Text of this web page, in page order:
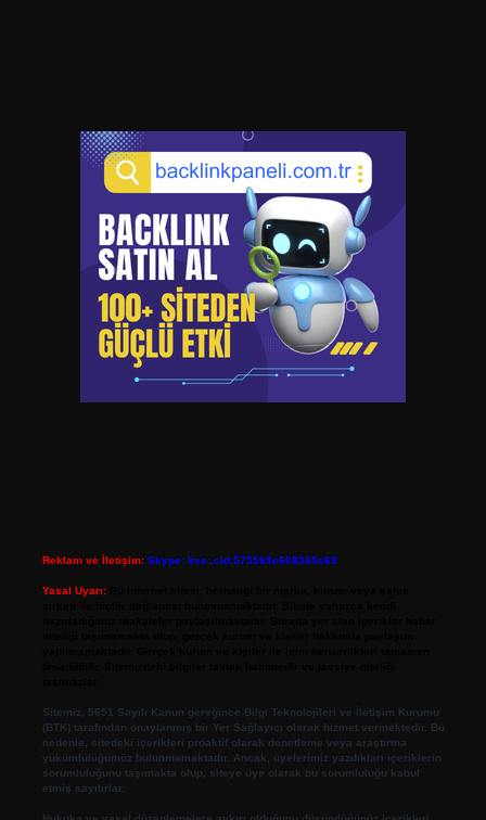
Reklam ve İletişim: Skype: live:.cid.575569c608265c69
Yasal Uyarı:
Sitemiz, 5651 Sayılı Kanun gereğince Bilgi Teknolojileri ve İletişim Kurumu
(BTK) tarafından onaylanmış bir Yer Sağlayıcı olarak hizmet vermektedir. Bu
nedenle, sitedeki içerikleri proaktif olarak denetleme veya araştırma
yükümlülüğümüz bulunmamaktadır. Ancak, üyelerimiz yazdıkları içeriklerin
sorumluluğunu taşımakta olup, siteye üye olarak bu sorumluluğu kabul
etmiş sayılırlar.